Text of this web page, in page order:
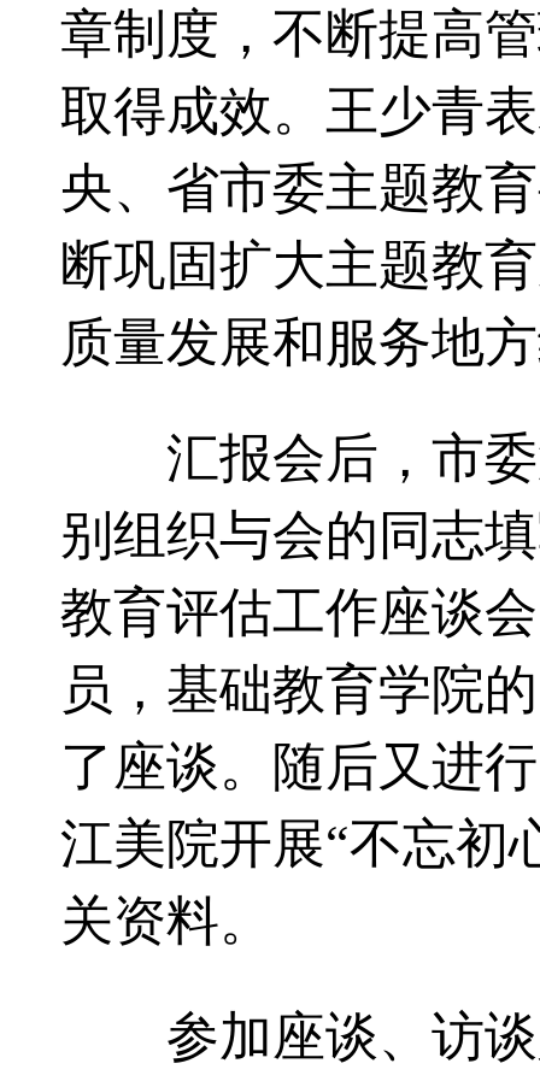
章制度，不断提高
取得成效。王少青
央、省市委主题教
断巩固扩大主题教
质量发展和服务地
汇报会后，市委
别组织与会的同志
教育评估工作座谈
员，基础教育学院
了座谈。随后又进
江美院开展“不忘初
关资料。
参加座谈、访谈